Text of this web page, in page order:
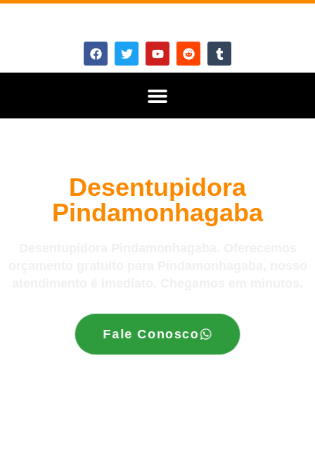
Desentupidora
Pindamonhagaba
Fale Conosco